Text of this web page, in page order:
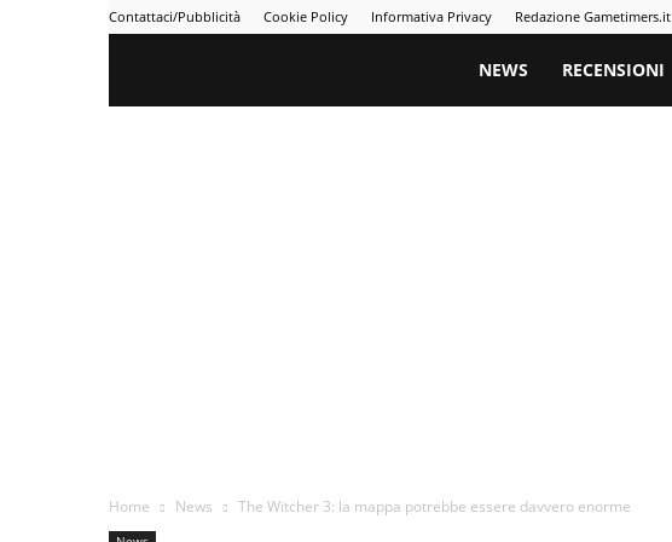
Contattaci/Pubblicità Cookie Policy Informativa Privacy Redazione Gametimers.it
Gametimers
NEWS RECENSIONI
Home News The Witcher 3: la mappa potrebbe essere davvero enorme